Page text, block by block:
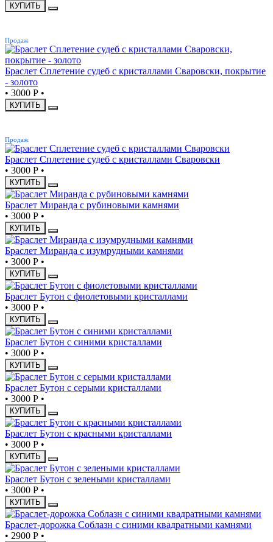
КУПИТЬ
Продаж
Браслет Сплетение судеб с кристаллами Сваровски, покрытие
- золото
• 3000 Р •
КУПИТЬ
Продаж
Браслет Сплетение судеб с кристаллами Сваровски
• 3000 Р •
КУПИТЬ
Браслет Миранда с рубиновыми камнями
• 3000 Р •
КУПИТЬ
Браслет Миранда с изумрудными камнями
• 3000 Р •
КУПИТЬ
Браслет Бутон с фиолетовыми кристаллами
• 3000 Р •
КУПИТЬ
Браслет Бутон с синими кристаллами
• 3000 Р •
КУПИТЬ
Браслет Бутон с серыми кристаллами
• 3000 Р •
КУПИТЬ
Браслет Бутон с красными кристаллами
• 3000 Р •
КУПИТЬ
Браслет Бутон с зелеными кристаллами
• 3000 Р •
КУПИТЬ
Браслет-дорожка Соблазн с синими квадратными камнями
• 2900 Р •